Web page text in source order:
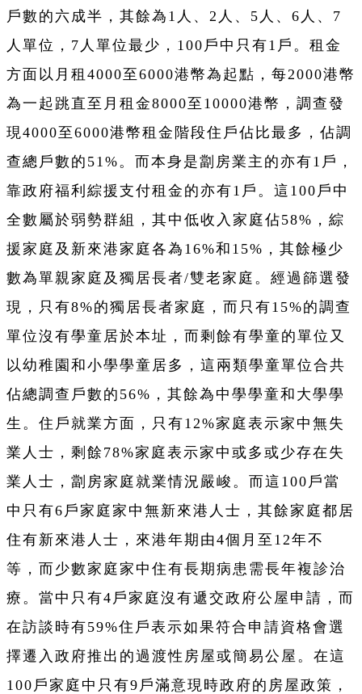
戶數的六成半，其餘為1人、2人、5人、6人、7
人單位，7人單位最少，100戶中只有1戶。租金
方面以月租4000至6000港幣為起點，每2000港幣
為一起跳直至月租金8000至10000港幣，調查發
現4000至6000港幣租金階段住戶佔 比最多， 佔調
查總戶數的51%。而本身是劏房業主的亦有1戶，
靠政府福利綜援支付租金的亦有1戶。這100戶中
全數屬於弱勢群組，其中低收入家庭佔58%，綜
援家庭及新來港家庭各為16%和15%，其餘極少
數為單親家庭及獨居長者/雙老家庭。經過篩選發
現，只有8%的獨居長者家庭，而只有15%的調查
單位沒有學童居於本址，而剩餘有學童的單位又
以幼稚園和小學學童居多，這兩類學童單位合共
佔總調查戶數的56%，其餘為中學學童和大學學
生。住戶就業方面，只有12%家庭表示家中無失
業人士，剩餘78%家庭表示家中或多或少存在失
業人士，劏房家庭就業情況嚴峻。而這100戶當
中只有6戶家庭家中無新來港人士，其餘家庭都居
住有新來港人士，來港年期由4個月至12年不
等，而少數家庭家中住有長期病患需長年複診治
療。當中只有4戶家庭沒有遞交政府公屋申請，而
在訪談時有59%住戶表示如果符合申請資格會選
擇遷入政府推出的過渡性房屋或簡易公屋。在這
100戶家庭中只有9戶滿意現時政府的房屋政策，